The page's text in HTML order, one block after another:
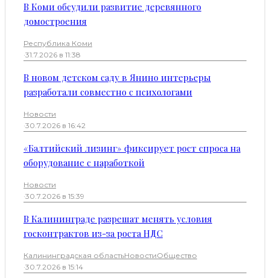
В Коми обсудили развитие деревянного
домостроения
Республика Коми
·31.7.2026 в 11:38
В новом детском саду в Янино интерьеры
разработали совместно с психологами
Новости
·30.7.2026 в 16:42
«Балтийский лизинг» фиксирует рост спроса на
оборудование с наработкой
Новости
·30.7.2026 в 15:39
В Калининграде разрешат менять условия
госконтрактов из-за роста НДС
Калининградская областьНовостиОбщество
·30.7.2026 в 15:14